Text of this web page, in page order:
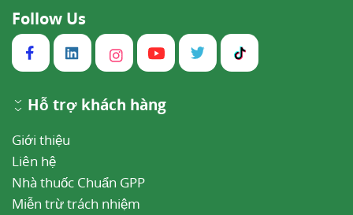
Follow Us
Hỗ trợ khách hàng
Giới thiệu
Liên hệ
Nhà thuốc Chuẩn GPP
Miễn trừ trách nhiệm